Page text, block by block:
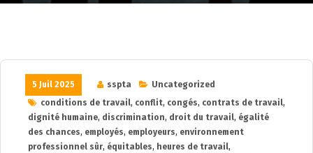
5 Juil 2025 sspta
Uncategorized
conditions de travail, conflit, congés, contrats de travail,
dignité humaine, discrimination, droit du travail, égalité
des chances, employés, employeurs, environnement
professionnel sûr, équitables, heures de travail,